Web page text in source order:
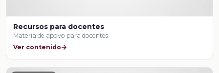
Recursos para docentes
Materia de apoyo para docentes
Ver contenido